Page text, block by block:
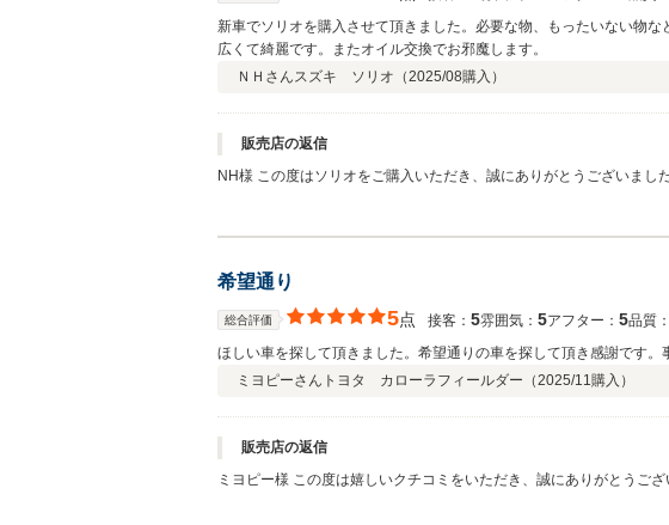
新車でソリオを購入させて頂きました。必要な物、もったいない物
広くて綺麗です。またオイル交換でお邪魔します。
ＮＨさんスズキ ソリオ（2025/08購入）
販売店の返信
NH様 この度はソリオをご購入いただき、誠にありがとうございました
希望通り
総合評価 5点 接客： 5雰囲気： 5アフター： 5品質：
ほしい車を探して頂きました。希望通りの車を探して頂き感謝です
ミヨピーさん トヨタ カローラフィールダー（2025/11購入）
販売店の返信
ミヨピー様 この度は嬉しいクチコミをいただき、誠にありがとうございます！ お客様のご希望に合ったお車をご提案でき、ご満足いただけたことを大変嬉しく